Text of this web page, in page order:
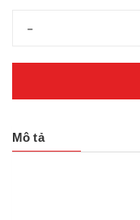
-
Mô tả